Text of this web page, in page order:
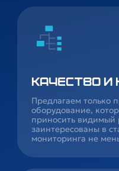
Качество
Предлагаем только
оборудование,
приносить видимый
заинтересованы в
мониторинга не